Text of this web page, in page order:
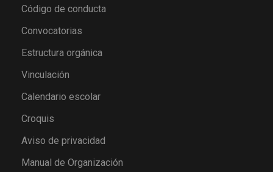
Código de conducta
Convocatorias
Estructura orgánica
Vinculación
Calendario escolar
Croquis
Aviso de privacidad
Manual de Organización